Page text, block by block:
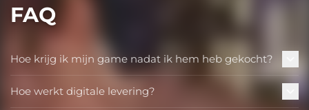
FAQ
Hoe krijg ik mijn game nadat ik hem heb gekocht?
Hoe werkt digitale levering?